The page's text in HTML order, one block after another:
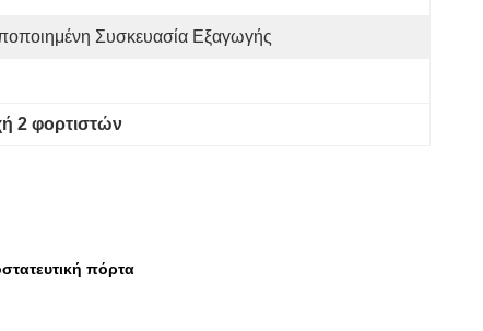
Συσκευασία Εξαγωγής
2 φορτιστών
πόρτα